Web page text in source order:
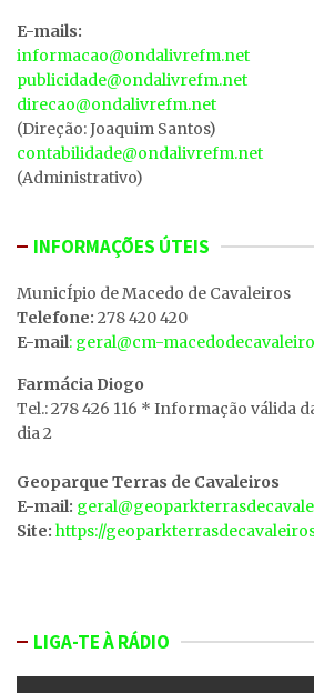
E-mails:
informacao@ondalivrefm.net
publicidade@ondalivrefm.net
direcao@ondalivrefm.net
(Direção: Joaquim Santos)
contabilidade@ondalivrefm.net
(Administrativo)
INFORMAÇÕES ÚTEIS
MunicÍpio de Macedo de Cavaleiros
Telefone: 278 420 420
E-mail: geral@cm-
Farmácia Diogo
Tel.: 278 426 116 * Informação válida
dia 2
Geoparque Terras de Cavaleiros
E-mail:
Site: https://
LIGA-TE À RÁDIO